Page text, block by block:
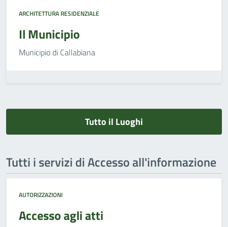
ARCHITETTURA RESIDENZIALE
Il Municipio
Municipio di Callabiana
Tutto il Luoghi
Tutti i servizi di Accesso all'informazione
AUTORIZZAZIONI
Accesso agli atti